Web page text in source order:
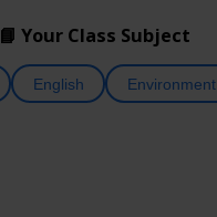
📘 Your Class Subject
English Environment